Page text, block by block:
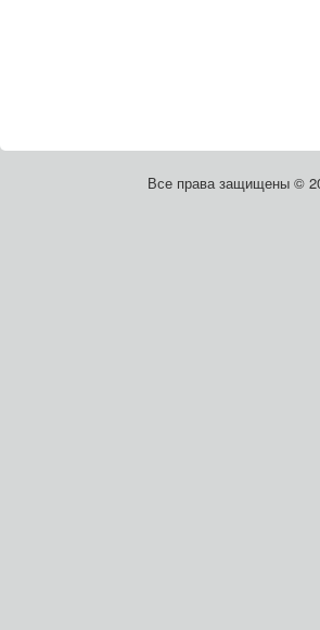
Все права защищены ©